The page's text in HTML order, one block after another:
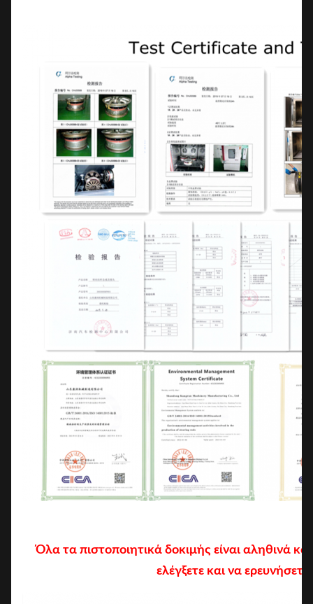
Όλα τα πιστοποιητικά δοκιμής είναι αληθινά
ελέγξετε και να